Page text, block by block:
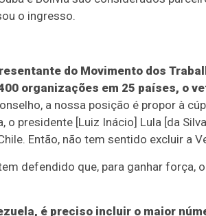
o ingresso.
do Movimento dos
organizações em 25 países, o
a nossa posição é propor à
o presidente [Luiz Inácio] Lula [da
Então, não tem sentido excluir a
defendido que, para ganhar força,
é preciso incluir o maior